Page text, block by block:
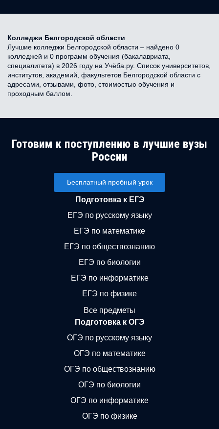
Колледжи Белгородской области
Лучшие колледжи Белгородской области – найдено 0
колледжей и 0 программ обучения (бакалавриата,
специалитета) в 2026 году на Учёба.ру. Список университетов,
институтов, академий, факультетов Белгородской области с
адресами, отзывами, фото, стоимостью обучения и
проходным баллом.
Готовим к поступлению в лучшие вузы
России
Бесплатный пробный урок
Подготовка к ЕГЭ
ЕГЭ по русскому языку
ЕГЭ по математике
ЕГЭ по обществознанию
ЕГЭ по биологии
ЕГЭ по информатике
ЕГЭ по физике
Все предметы
Подготовка к ОГЭ
ОГЭ по русскому языку
ОГЭ по математике
ОГЭ по обществознанию
ОГЭ по биологии
ОГЭ по информатике
ОГЭ по физике